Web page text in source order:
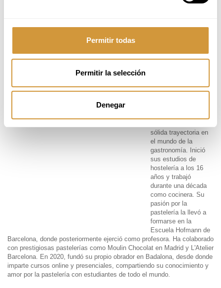
Permitir todas
Permitir la selección
Denegar
EQUIPO
sólida trayectoria en
el mundo de la
gastronomía. Inició
sus estudios de
hostelería a los 16
años y trabajó
durante una década
como cocinera. Su
pasión por la
pastelería la llevó a
formarse en la
Escuela Hofmann de
Barcelona, donde posteriormente ejerció como profesora. Ha colaborado
con prestigiosas pastelerías como Moulin Chocolat en Madrid y L'Atelier
Barcelona. En 2020, fundó su propio obrador en Badalona, desde donde
imparte cursos online y presenciales, compartiendo su conocimiento y
amor por la pastelería con estudiantes de todo el mundo. ​